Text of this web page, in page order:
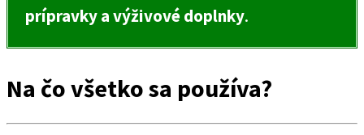
prípravky a výživové doplnky.
Na čo všetko sa používa?